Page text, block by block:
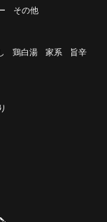
その他
鶏白湯 家系
旨辛